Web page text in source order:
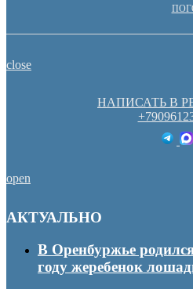
close
НАПИСАТЬ В
open
АКТУАЛЬНО
В Оренбуржье
году жеребенок